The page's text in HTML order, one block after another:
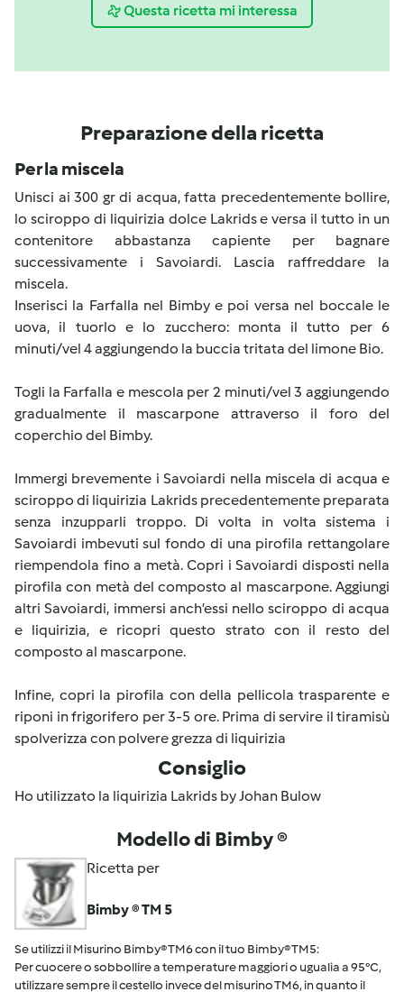
Questa ricetta mi interessa
Preparazione della ricetta
Per la miscela
Unisci ai 300 gr di acqua, fatta precedentemente bollire,
lo sciroppo di liquirizia dolce Lakrids e versa il tutto in un
contenitore abbastanza capiente per bagnare
successivamente i Savoiardi. Lascia raffreddare la
miscela.
Inserisci la Farfalla nel Bimby e poi versa nel boccale le
uova, il tuorlo e lo zucchero: monta il tutto per 6
minuti/vel 4 aggiungendo la buccia tritata del limone Bio.
Togli la Farfalla e mescola per 2 minuti/vel 3 aggiungendo
gradualmente il mascarpone attraverso il foro del
coperchio del Bimby.
Immergi brevemente i Savoiardi nella miscela di acqua e
sciroppo di liquirizia Lakrids precedentemente preparata
senza inzupparli troppo. Di volta in volta sistema i
Savoiardi imbevuti sul fondo di una pirofila rettangolare
riempendola fino a metà. Copri i Savoiardi disposti nella
pirofila con metà del composto al mascarpone. Aggiungi
altri Savoiardi, immersi anch’essi nello sciroppo di acqua
e liquirizia, e ricopri questo strato con il resto del
composto al mascarpone.
Infine, copri la pirofila con della pellicola trasparente e
riponi in frigorifero per 3-5 ore. Prima di servire il tiramisù
spolverizza con polvere grezza di liquirizia
Consiglio
Ho utilizzato la liquirizia Lakrids by Johan Bulow
Modello di Bimby ®
Ricetta per
Bimby ® TM 5
Se utilizzi il Misurino Bimby® TM6 con il tuo Bimby® TM5:
Per cuocere o sobbollire a temperature maggiori o ugualia a 95°C,
utilizzare sempre il cestello invece del misurino TM6, in quanto il